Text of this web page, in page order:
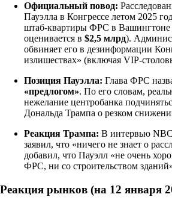
Официальный повод:
Пауэлла в Конгрессе летом 2025
штаб-квартиры ФРС в Вашингтоне
оценивается в $2,5 млрд).
обвиняет его в дезинформации
излишествах» (включая VIP-
Позиция Пауэлла: Глава ФРС
«предлогом». По его словам,
нежелание центробанка
Дональда Трампа о резком
Реакция Трампа: В интервью
заявил, что «ничего не знает о
добавил, что Пауэлл «не очень
ФРС, ни со строительством
Реакция рынков (на 12 января